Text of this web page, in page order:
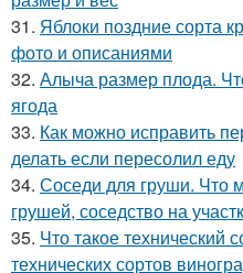
31. Яблоки поздние сорта
фото и описаниями
32. Алыча размер плода.
ягода
33. Как можно исправить
делать если пересолил еду
34. Соседи для груши. Что
грушей, соседство на
35. Что такое технический
технических сортов